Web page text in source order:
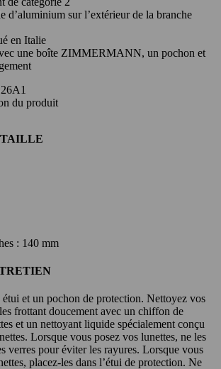
d’aluminium sur l’extérieur de la branche
en Italie
une boîte ZIMMERMANN, un pochon et
: 140 mm
et un pochon de protection. Nettoyez vos
frottant doucement avec un chiffon de
et un nettoyant liquide spécialement conçu
Lorsque vous posez vos lunettes, ne les
verres pour éviter les rayures. Lorsque vous
placez-les dans l’étui de protection. Ne